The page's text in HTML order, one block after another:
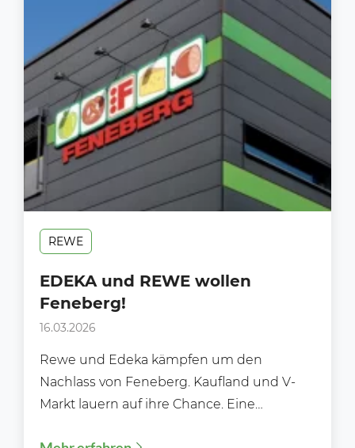
REWE
EDEKA und REWE wollen
Feneberg!
16.03.2026
Rewe und Edeka kämpfen um den
Nachlass von Feneberg. Kaufland und V-
Markt lauern auf ihre Chance. Eine